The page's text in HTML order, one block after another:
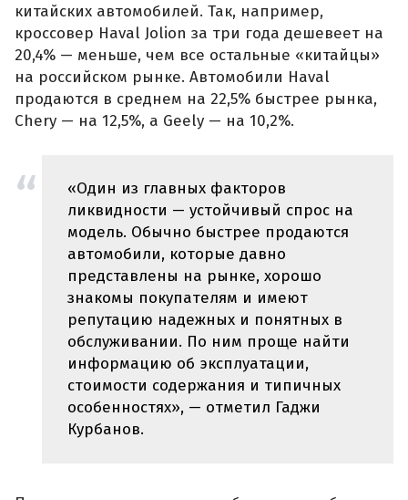
китайских автомобилей. Так, например,
кроссовер Haval Jolion за три года дешевеет на
20,4% — меньше, чем все остальные «китайцы»
на российском рынке. Автомобили Haval
продаются в среднем на 22,5% быстрее рынка,
Chery — на 12,5%, а Geely — на 10,2%.
«Один из главных факторов
ликвидности — устойчивый спрос на
модель. Обычно быстрее продаются
автомобили, которые давно
представлены на рынке, хорошо
знакомы покупателям и имеют
репутацию надежных и понятных в
обслуживании. По ним проще найти
информацию об эксплуатации,
стоимости содержания и типичных
особенностях», — отметил Гаджи
Курбанов.